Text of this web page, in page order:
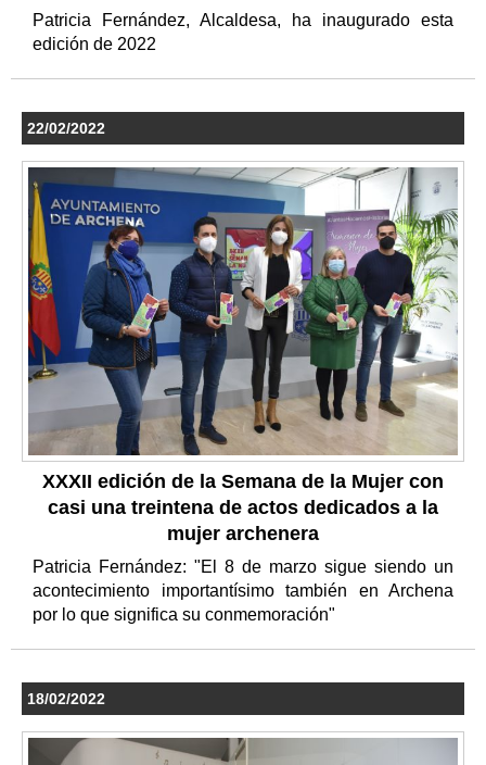
Patricia Fernández, Alcaldesa, ha inaugurado esta
edición de 2022
22/02/2022
XXXII edición de la Semana de la Mujer con
casi una treintena de actos dedicados a la
mujer archenera
Patricia Fernández: "El 8 de marzo sigue siendo un
acontecimiento importantísimo también en Archena
por lo que significa su conmemoración"
18/02/2022